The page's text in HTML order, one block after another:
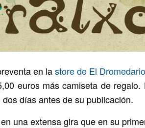
en lastore de El
euros más camiseta de
días antes de su publicación.
una extensa gira que en su